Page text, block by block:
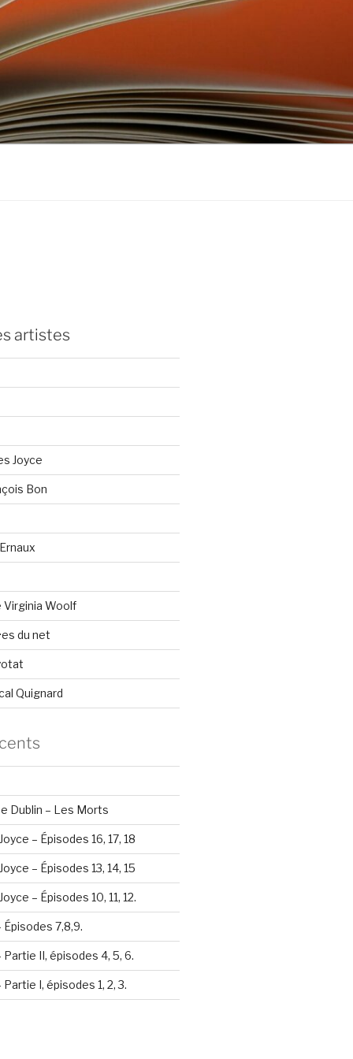
artistes
Joyce
Bon
Virginia Woolf
du net
Quignard
Dublin – Les Morts
– Épisodes 16, 17, 18
– Épisodes 13, 14, 15
– Épisodes 10, 11, 12.
Épisodes 7,8,9.
Partie II, épisodes 4, 5, 6.
I, épisodes 1, 2, 3.